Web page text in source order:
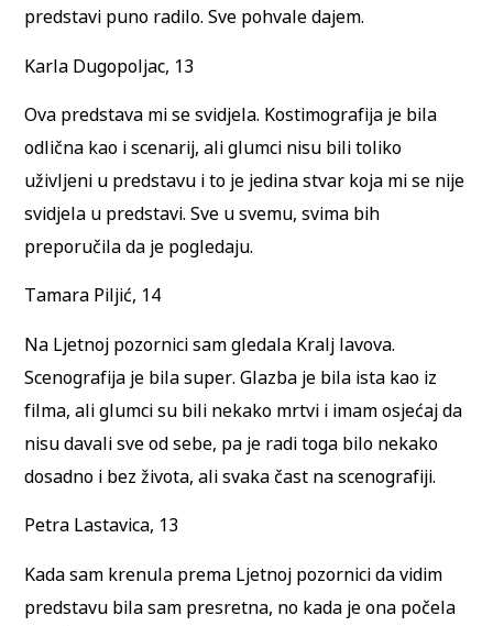
predstavi puno radilo. Sve pohvale dajem.
Karla Dugopoljac, 13
Ova predstava mi se svidjela. Kostimografija je bila
odlična kao i scenarij, ali glumci nisu bili toliko
uživljeni u predstavu i to je jedina stvar koja mi se nije
svidjela u predstavi. Sve u svemu, svima bih
preporučila da je pogledaju.
Tamara Piljić, 14
Na Ljetnoj pozornici sam gledala Kralj lavova.
Scenografija je bila super. Glazba je bila ista kao iz
filma, ali glumci su bili nekako mrtvi i imam osjećaj da
nisu davali sve od sebe, pa je radi toga bilo nekako
dosadno i bez života, ali svaka čast na scenografiji.
Petra Lastavica, 13
Kada sam krenula prema Ljetnoj pozornici da vidim
predstavu bila sam presretna, no kada je ona počela